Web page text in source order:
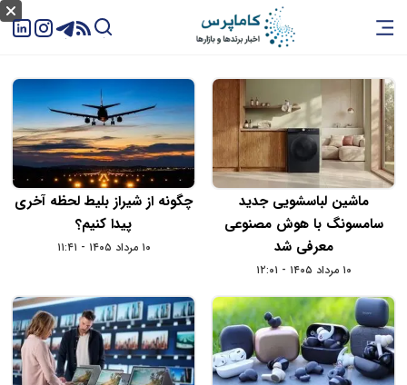
ماشین لباسشویی جدید
سامسونگ با هوش مصنوعی
معرفی شد
۱۰ مرداد ۱۴۰۵ - ۱۲:۰۱
چگونه از شیراز بلیط لحظه آخری
پیدا کنیم؟
۱۰ مرداد ۱۴۰۵ - ۱۱:۴۱